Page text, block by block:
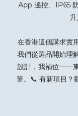
App 遙控、IP65
升
在香港這個講求實
我們從選品開始理
設計，我補位——
筆。📞 有新項目？